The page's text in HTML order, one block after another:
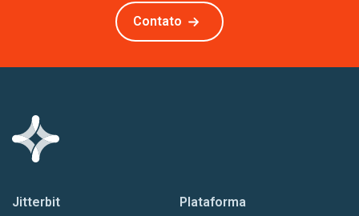
Contato
Jitterbit Plataforma